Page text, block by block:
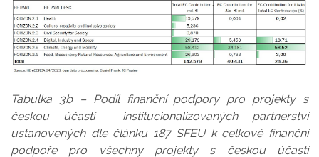
Tabulka 3b – Podíl finanční podpory pro projekty s
českou účastí institucionalizovaných partnerství
ustanovených dle článku 187 SFEU k celkové finanční
podpoře pro všechny projekty s českou účastí